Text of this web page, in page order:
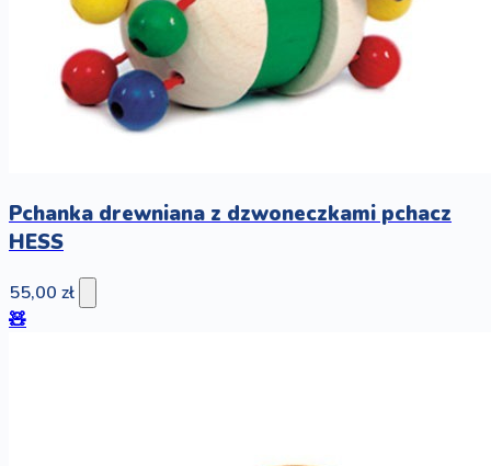
Pchanka drewniana z dzwoneczkami pchacz
HESS
55,00 zł
🧸